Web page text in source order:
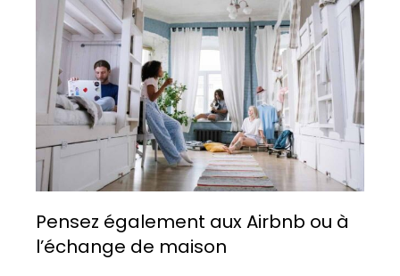
Pensez également aux Airbnb ou à
l’échange de maison